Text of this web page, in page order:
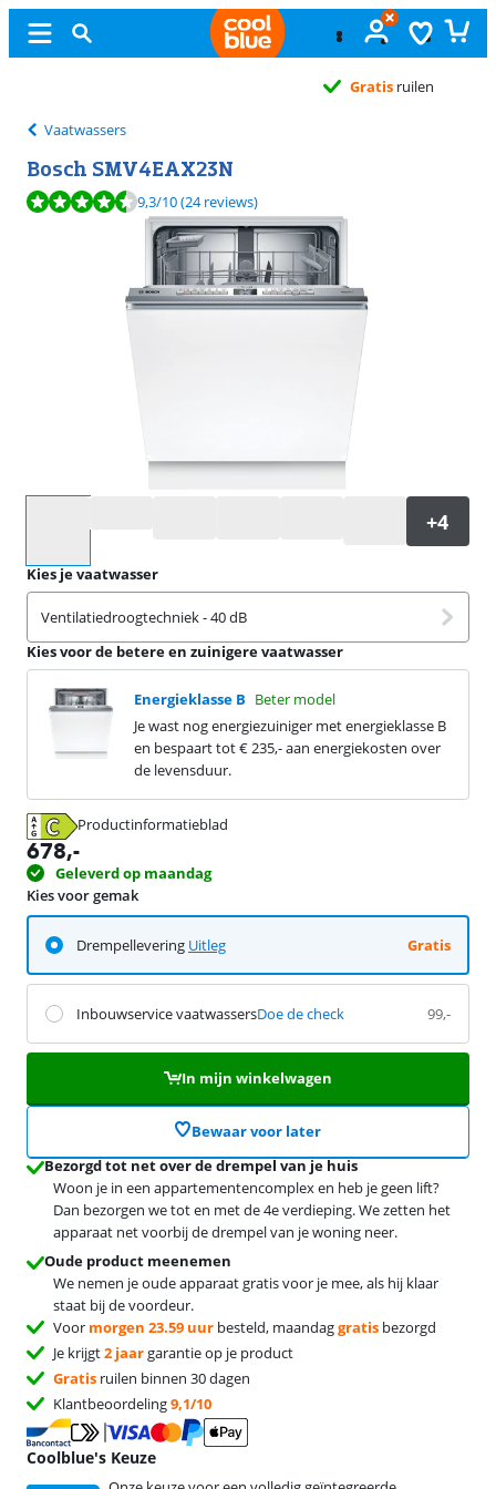
Vaatwassers
Bosch SMV4EAX23N
Beoordeling is 9,3 van de 10, gebaseerd op 24 reviews.
9,3/10(24 reviews)
Kies je vaatwasser
Ventilatiedroogtechniek - 40 dB
Kies voor de betere en zuinigere vaatwasser
Energieklasse B Beter model
Je wast nog energiezuiniger met energieklasse B
en bespaart tot € 235,- aan energiekosten over
de levensduur.
Productinformatieblad
opent in nieuw tabblad
678,-
Geleverd op maandag
Kies voor gemak
Drempellevering Uitleg Gratis
Inbouwservice vaatwassersDoe de check 99,-
In mijn winkelwagen
Bewaar voor later
Bezorgd tot net over de drempel van je huis
Woon je in een appartementencomplex en heb je geen lift?
Dan bezorgen we tot en met de 4e verdieping. We zetten het
apparaat net voorbij de drempel van je woning neer.
Oude product meenemen
We nemen je oude apparaat gratis voor je mee, als hij klaar
staat bij de voordeur.
Voor morgen 23.59 uur besteld, maandaggratis bezorgd
Je krijgt2 jaargarantie op je product
Gratis ruilen binnen 30 dagen
Klantbeoordeling9,1/10
Coolblue's Keuze